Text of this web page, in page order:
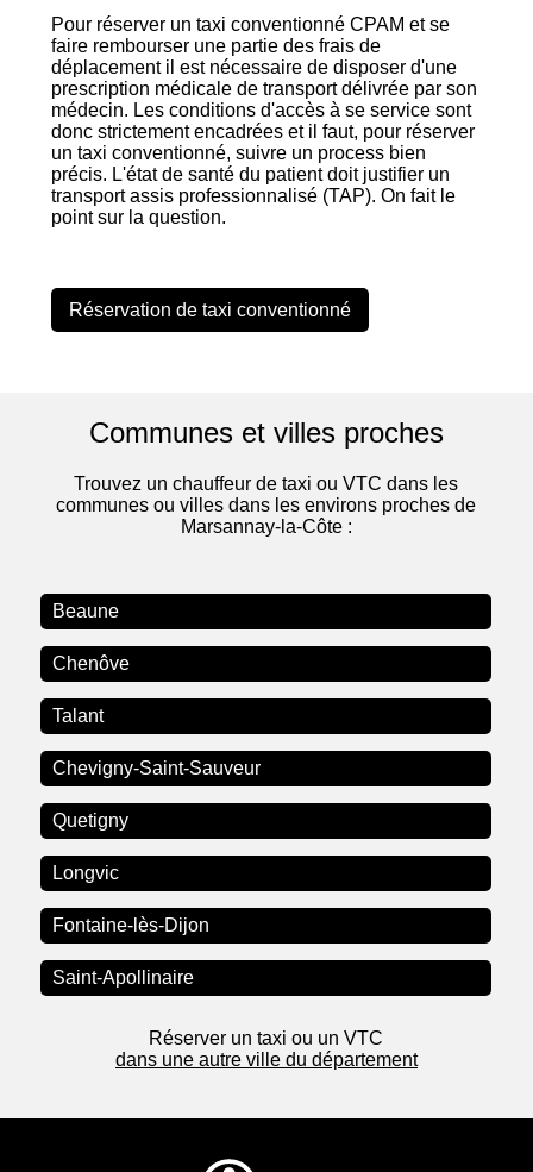
Pour réserver un taxi conventionné CPAM et se
faire rembourser une partie des frais de
déplacement il est nécessaire de disposer d'une
prescription médicale de transport délivrée par son
médecin. Les conditions d'accès à se service sont
donc strictement encadrées et il faut, pour réserver
un taxi conventionné, suivre un process bien
précis. L'état de santé du patient doit justifier un
transport assis professionnalisé (TAP). On fait le
point sur la question.
Réservation de taxi conventionné
Communes et villes proches
Trouvez un chauffeur de taxi ou VTC dans les
communes ou villes dans les environs proches de
Marsannay-la-Côte :
Beaune
Chenôve
Talant
Chevigny-Saint-Sauveur
Quetigny
Longvic
Fontaine-lès-Dijon
Saint-Apollinaire
Réserver un taxi ou un VTC
dans une autre ville du département